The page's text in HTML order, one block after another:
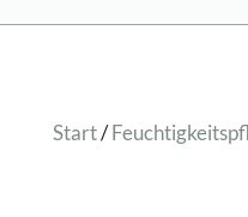
Hand- und
Start/